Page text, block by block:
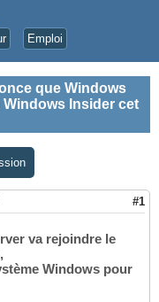
Emploi
que Windows
Insider cet
#1
va rejoindre le
Windows pour